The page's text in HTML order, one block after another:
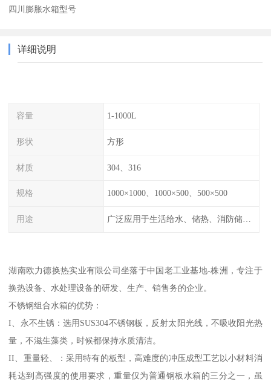
四川膨胀水箱型号
详细说明
容量 1-1000L
形状 方形
材质 304、316
规格 1000×1000、1000×500、500×500
用途 广泛应用于生活给水、储热、消防储水、工业储水、膨胀水箱等系统。
湖南欧力德换热实业有限公司坐落于中国老工业基地-株洲，专注于
换热设备、水处理设备的研发、生产、销售务的企业。
不锈钢组合水箱的优势：
I、永不生锈：选用SUS304不锈钢板，反射太阳光线，不吸收阳光热
量，不滋生藻类，时候都保持水质清洁。
II、重量轻、：采用特有的板型，高难度的冲压成型工艺以小材料消
耗达到高强度的使用要求，重量仅为普通钢板水箱的三分之一，虽